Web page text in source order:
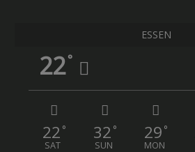
ESSEN
22 °
22 °
SAT
32 °
SUN
29 °
MON